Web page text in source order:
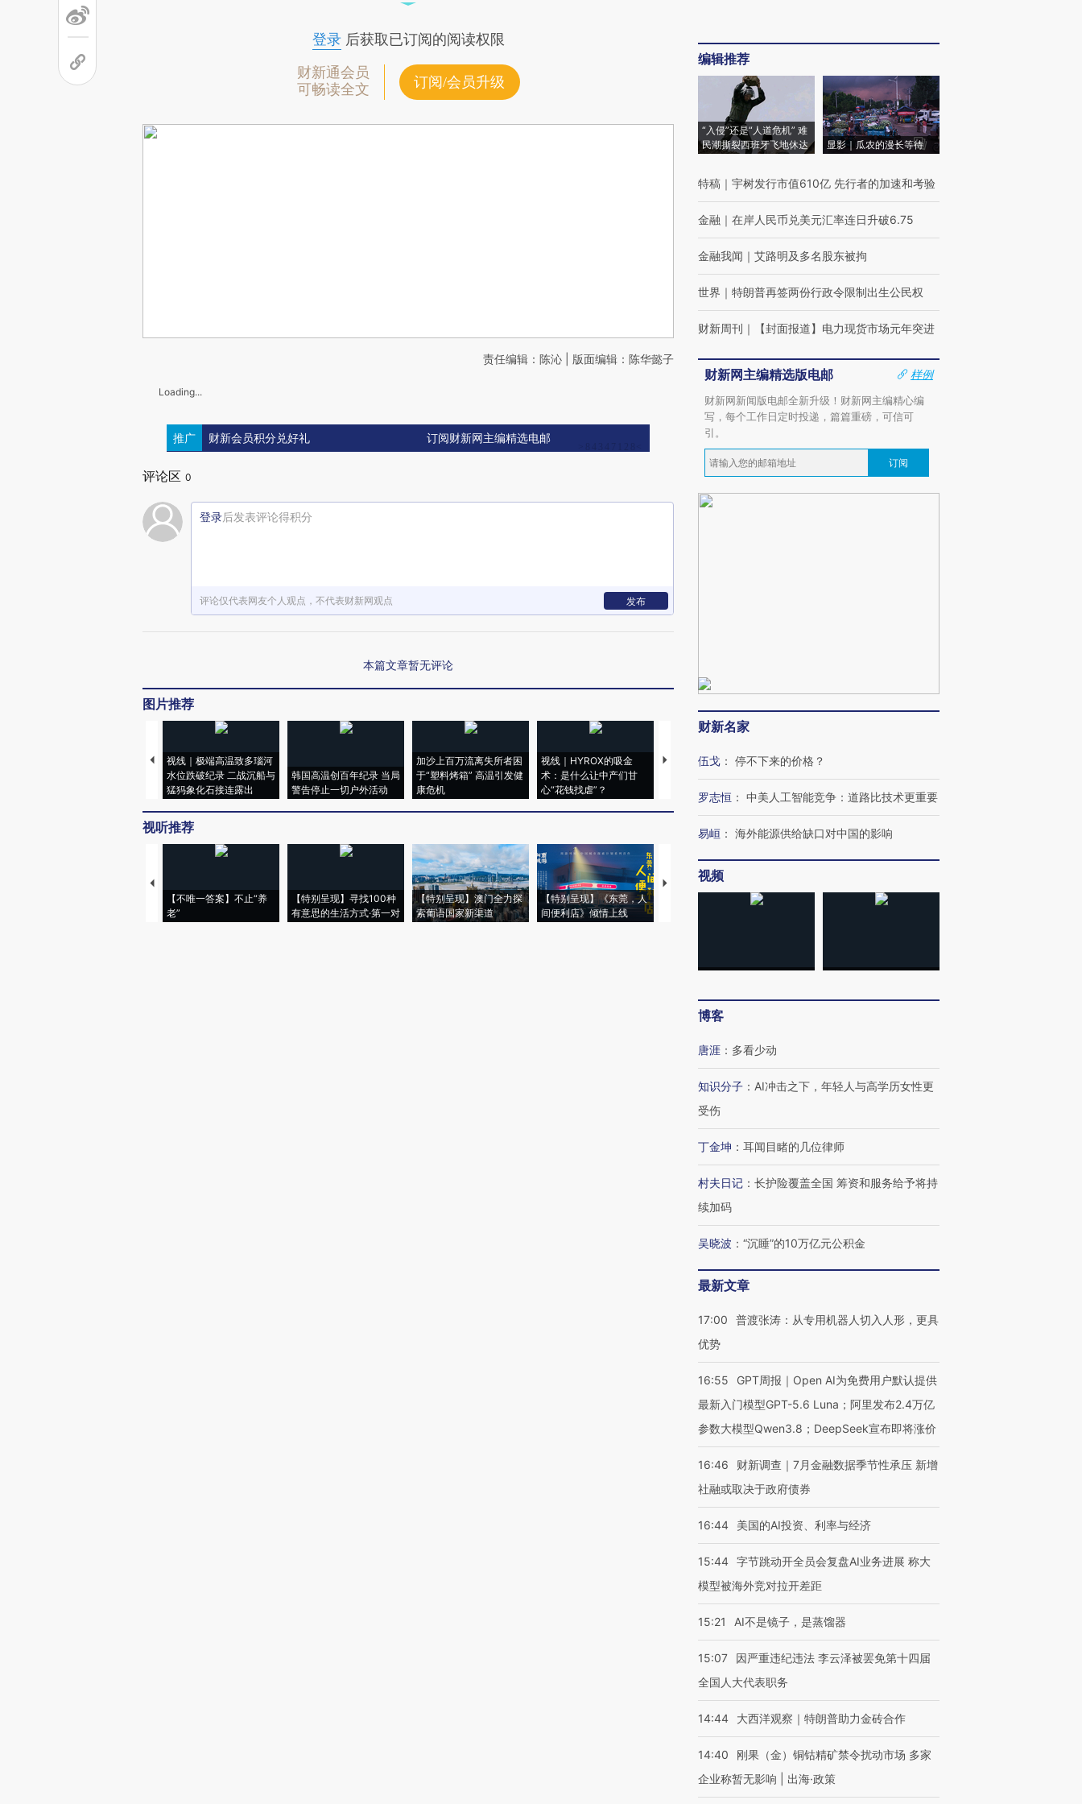
登录后获取已订阅的阅读权限
财新通会员
可畅读全文
订阅/会员升级
责任编辑：陈沁 | 版面编辑：陈华懿子
Loading...
推广 财新会员积分兑好礼 订阅财新网主编精选电邮
评论区 0
登录后发表评论得积分
评论仅代表网友个人观点，不代表财新网观点 发布
本篇文章暂无评论
图片推荐
视线｜极端高温致多瑙河
水位跌破纪录 二战沉船与
猛犸象化石接连露出
韩国高温创百年纪录 当局
警告停止一切户外活动
加沙上百万流离失所者困
于“塑料烤箱” 高温引发健
康危机
视线｜HYROX的吸金
术：是什么让中产们甘
心“花钱找虐”？
马航飞行员跨国走私7万
视线｜被称为“蟑螂”的印
育部长拱下台
飞地休达
视听推荐
【不唯一答案】不止“养
老”
【特别呈现】寻找100种
有意思的生活方式·第一对
【特别呈现】澳门全力探
索葡语国家新渠道
【特别呈现】《东莞，人
间便利店》倾情上线
【推广】走进第四届链博
会，让数智科技“链”接产
【特别呈现】寻找100种
编辑推荐
“入侵”还是“人道危机” 难
民潮撕裂西班牙飞地休达
显影｜瓜农的漫长等待
特稿 ｜ 宇树发行市值610亿 先行者的加速和考验
金融 ｜ 在岸人民币兑美元汇率连日升破6.75
金融我闻 ｜ 艾路明及多名股东被拘
世界 ｜ 特朗普再签两份行政令限制出生公民权
财新周刊 ｜ 【封面报道】电力现货市场元年突进
财新网主编精选版电邮
样例
财新网新闻版电邮全新升级！财新网主编精心编
写，每个工作日定时投递，篇篇重磅，可信可
引。
订阅
财新名家
伍戈 ： 停不下来的价格？
罗志恒 ： 中美人工智能竞争：道路比技术更重要
易峘 ： 海外能源供给缺口对中国的影响
视频
博客
唐涯 ： 多看少动
知识分子 ： AI冲击之下，年轻人与高学历女性更
受伤
丁金坤 ： 耳闻目睹的几位律师
村夫日记 ： 长护险覆盖全国 筹资和服务给予将持
续加码
吴晓波 ： “沉睡”的10万亿元公积金
最新文章
17:00
普渡张涛：从专用机器人切入人形，更具
优势
16:55
GPT周报｜Open AI为免费用户默认提供
最新入门模型GPT-5.6 Luna；阿里发布2.4万亿
参数大模型Qwen3.8；DeepSeek宣布即将涨价
16:46
财新调查｜7月金融数据季节性承压 新增
社融或取决于政府债券
16:44 美国的AI投资、利率与经济
15:44 字节跳动开全员会复盘AI业务进展 称大
模型被海外竞对拉开差距
15:21 AI不是镜子，是蒸馏器
15:07
因严重违纪违法 李云泽被罢免第十四届
全国人大代表职务
14:44 大西洋观察｜特朗普助力金砖合作
14:40
刚果（金）铜钴精矿禁令扰动市场 多家
企业称暂无影响 | 出海·政策